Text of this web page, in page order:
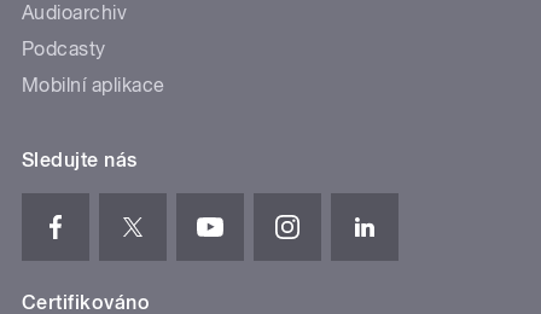
Audioarchiv
Podcasty
Mobilní aplikace
Sledujte nás
Certifikováno